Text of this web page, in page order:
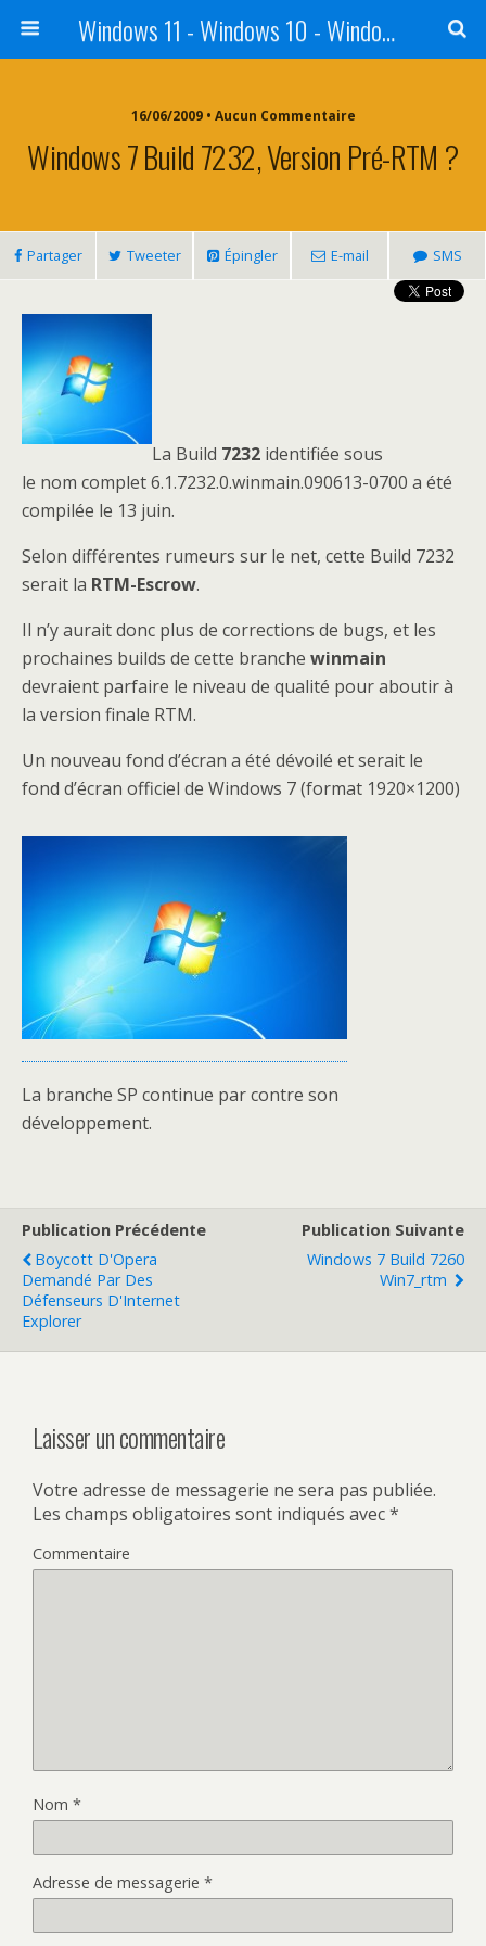
Windows 11 - Windows 10 - Windows 8 - Windows 7 - VISTA
16/06/2009 • Aucun Commentaire
Windows 7 Build 7232, Version Pré-RTM ?
Partager Tweeter Épingler E-mail SMS
La Build 7232 identifiée sous
le nom complet 6.1.7232.0.winmain.090613-0700 a été
compilée le 13 juin.
Selon différentes rumeurs sur le net, cette Build 7232
serait la RTM-Escrow.
Il n’y aurait donc plus de corrections de bugs, et les
prochaines builds de cette branche winmain
devraient parfaire le niveau de qualité pour aboutir à
la version finale RTM.
Un nouveau fond d’écran a été dévoilé et serait le
fond d’écran officiel de Windows 7 (format 1920×1200)
La branche SP continue par contre son
développement.
Publication Précédente
Boycott D'Opera
Demandé Par Des
Défenseurs D'Internet
Explorer
Publication Suivante
Windows 7 Build 7260
Win7_rtm
Laisser un commentaire
Votre adresse de messagerie ne sera pas publiée.
Les champs obligatoires sont indiqués avec*
Commentaire
Nom *
Adresse de messagerie *